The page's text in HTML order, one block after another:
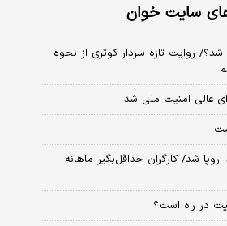
سایت خوان
روایت تازه سردار کوثری از نحوه
عالی امنیت ملی شد
شد/ کارگران حداقل‌بگیر ماهانه
در راه است؟